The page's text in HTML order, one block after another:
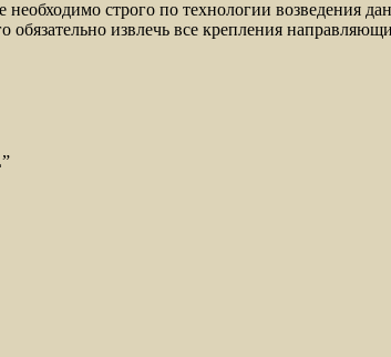
строго по технологии возведения
обязательно извлечь все крепления